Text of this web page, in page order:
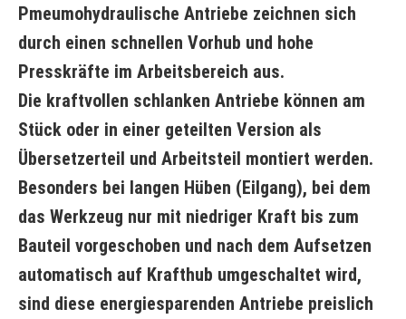
Pmeumohydraulische Antriebe zeichnen sich
durch einen schnellen Vorhub und hohe
Presskräfte im Arbeitsbereich aus.
Die kraftvollen schlanken Antriebe können am
Stück oder in einer geteilten Version als
Übersetzerteil und Arbeitsteil montiert werden.
Besonders bei langen Hüben (Eilgang), bei dem
das Werkzeug nur mit niedriger Kraft bis zum
Bauteil vorgeschoben und nach dem Aufsetzen
automatisch auf Krafthub umgeschaltet wird,
sind diese energiesparenden Antriebe preislich